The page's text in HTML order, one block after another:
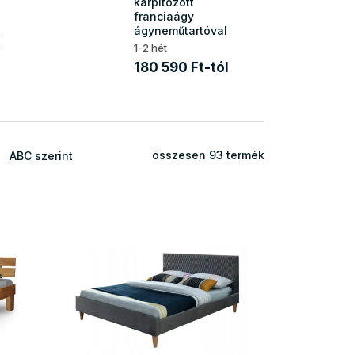
franciaágy
ágyneműtartóval
1-2 hét
180 590 Ft-tól
ABC szerint összesen 93 termék